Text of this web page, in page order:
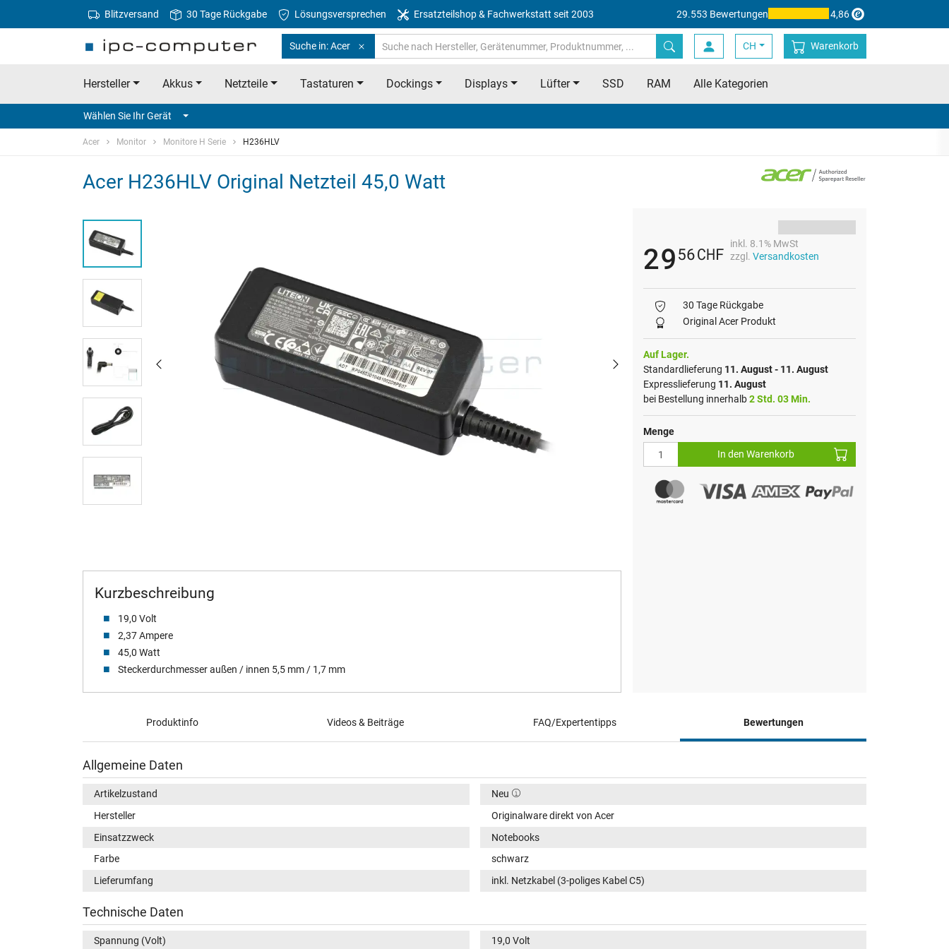
Blitzversand 30 Tage Rückgabe Lösungsversprechen Ersatzteilshop & Fachwerkstatt seit 2003 29.553 Bewertungen 4,86
Suche in: Acer CH Warenkorb
Hersteller Akkus Netzteile Tastaturen Dockings Displays Lüfter SSD RAM Alle Kategorien
Wählen Sie Ihr Gerät
Acer Monitor Monitore H Serie H236HLV
Acer H236HLV Original Netzteil 45,0 Watt
Kurzbeschreibung
19,0 Volt
2,37 Ampere
45,0 Watt
Steckerdurchmesser außen / innen 5,5 mm / 1,7 mm
2956CHF
inkl. 8.1% MwSt
zzgl. Versandkosten
30 Tage Rückgabe
Original Acer Produkt
Auf Lager.
Standardlieferung 11. August - 11. August
Expresslieferung 11. August
bei Bestellung innerhalb2 Std. 03 Min.
Menge
In den Warenkorb
Produktinfo Videos & Beiträge FAQ/Expertentipps Bewertungen
Allgemeine Daten
Artikelzustand
Neu
Hersteller
Originalware direkt von Acer
Einsatzzweck
Notebooks
Farbe
schwarz
Lieferumfang
inkl. Netzkabel (3-poliges Kabel C5)
Technische Daten
Spannung (Volt)
19,0 Volt